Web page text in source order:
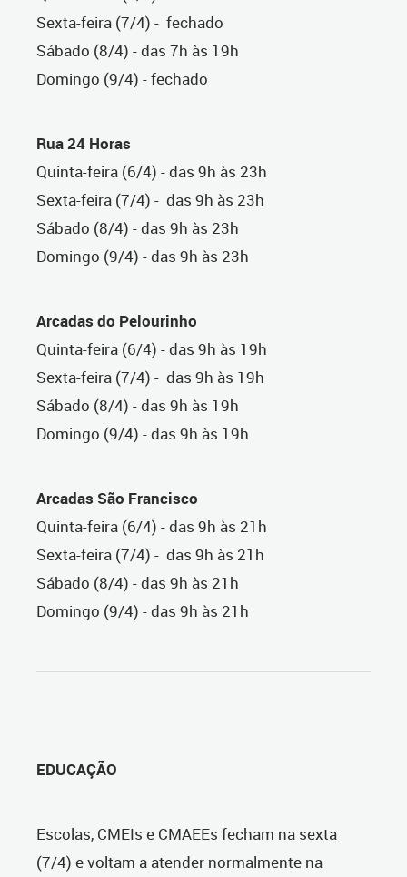
Sexta-feira (7/4) - fechado
Sábado (8/4) - das 7h às 19h
Domingo (9/4) - fechado
Rua 24 Horas
Quinta-feira (6/4) - das 9h às 23h
Sexta-feira (7/4) - das 9h às 23h
Sábado (8/4) - das 9h às 23h
Domingo (9/4) - das 9h às 23h
Arcadas do Pelourinho
Quinta-feira (6/4) - das 9h às 19h
Sexta-feira (7/4) - das 9h às 19h
Sábado (8/4) - das 9h às 19h
Domingo (9/4) - das 9h às 19h
Arcadas São Francisco
Quinta-feira (6/4) - das 9h às 21h
Sexta-feira (7/4) - das 9h às 21h
Sábado (8/4) - das 9h às 21h
Domingo (9/4) - das 9h às 21h
EDUCAÇÃO
Escolas, CMEIs e CMAEEs fecham na sexta
(7/4) e voltam a atender normalmente na